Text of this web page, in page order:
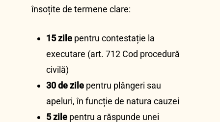
însoțite de termene clare:
15 zile pentru contestație la
executare (art. 712 Cod procedură
civilă)
30 de zile pentru plângeri sau
apeluri, în funcție de natura cauzei
5 zile pentru a răspunde unei